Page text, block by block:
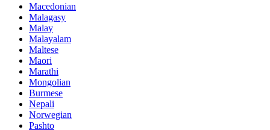
Macedonian
Malagasy
Malay
Malayalam
Maltese
Maori
Marathi
Mongolian
Burmese
Nepali
Norwegian
Pashto